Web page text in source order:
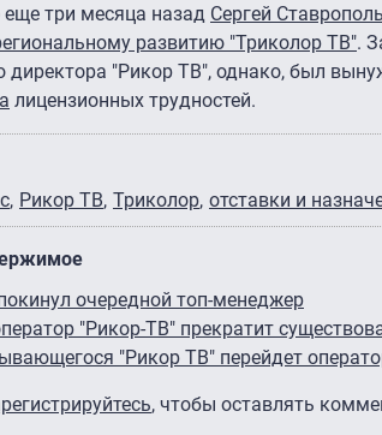
три месяца назад Сергей
развитию "Триколор ТВ".
директора "Рикор ТВ", однако, был
лицензионных трудностей.
Рикор ТВ Триколор отставки и
очередной топ-менеджер
"Рикор-ТВ" прекратит
"Рикор ТВ" перейдет
, чтобы оставлять